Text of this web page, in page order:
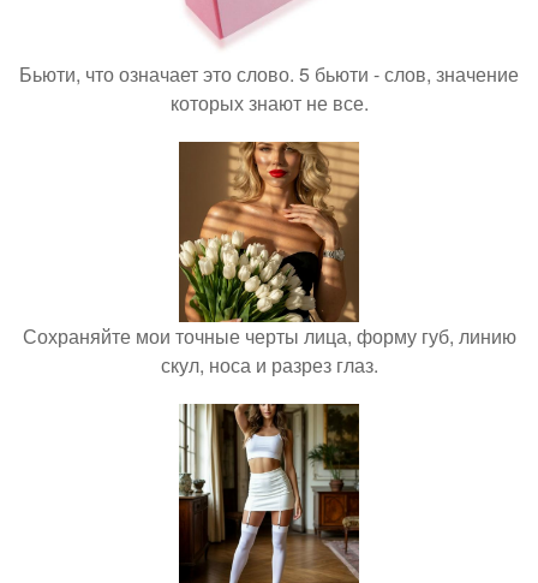
Бьюти, что означает это слово. 5 бьюти - слов, значение
которых знают не все.
Сохраняйте мои точные черты лица, форму губ, линию
скул, носа и разрез глаз.